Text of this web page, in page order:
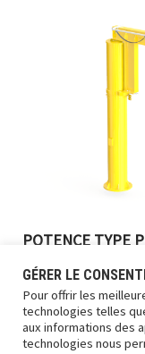
POTENCE TYPE
Details
GÉRER LE
Pour offrir les
technologies telles
aux informations des
technologies nous